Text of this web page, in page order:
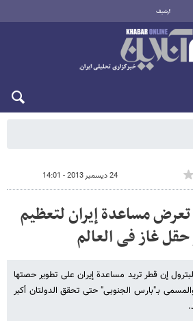
أرشيف
24 ديسمبر 2013 - 14:01
مساعدة إیران لتعظیم
حقل غاز فی العالم
إن قطر ترید مساعدة إیران على تطویر حصتها
بـ"بارس الجنوبی" حتى تحقق الدولتان أکبر